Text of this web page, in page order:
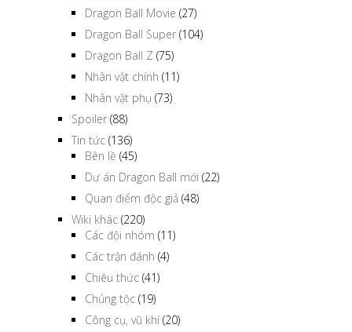
Dragon Ball Movie (27)
Dragon Ball Super (104)
Dragon Ball Z (75)
Nhân vật chính (11)
Nhân vật phụ (73)
Spoiler (88)
Tin tức (136)
Bên lề (45)
Dự án Dragon Ball mới (22)
Quan điểm độc giả (48)
Wiki khác (220)
Các đội nhóm (11)
Các trận đánh (4)
Chiêu thức (41)
Chủng tộc (19)
Công cụ, vũ khí(20)